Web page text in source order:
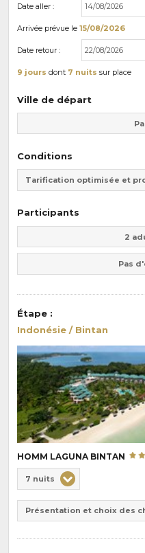
Date aller :
Arrivée prévue le 15/08/2026
Date retour :
9 jours dont 7 nuits sur place
Ville de départ
Conditions
Tarification optimisée et
Participants
2
Pas
Étape :
Indonésie / Bintan
HOMM LAGUNA BINTAN
de
pension
:
Durée
7 nuits
Présentation et choix des